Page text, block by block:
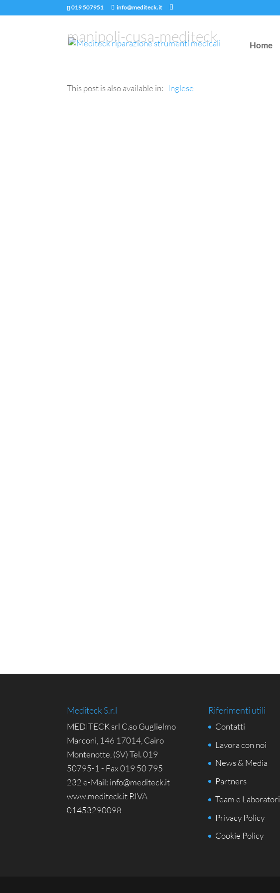
019 507951 info@mediteck.it
Home
manipoli-cusa-mediteck
This post is also available in: Inglese
Mediteck S.r.l
MEDITECK srl C.so Guglielmo
Marconi, 146 17014, Cairo
Montenotte, (SV) Tel. 019
50795-1 - Fax 019 50 795
232 e-Mail: info@mediteck.it
www.mediteck.it P.IVA
01453290098
Riferimenti utili
Contatti
Lavora con noi
News & Media
Partners
Team e Laboratori
Privacy Policy
Cookie Policy